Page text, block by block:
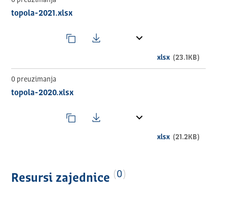
topola-2021.xlsx
xlsx (23.1KB)
0 preuzimanja
topola-2020.xlsx
xlsx (21.2KB)
Resursi zajednice 0